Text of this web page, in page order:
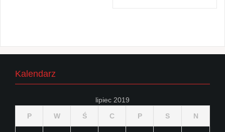
Kalendarz
lipiec 2019
P
W Ś C P S N